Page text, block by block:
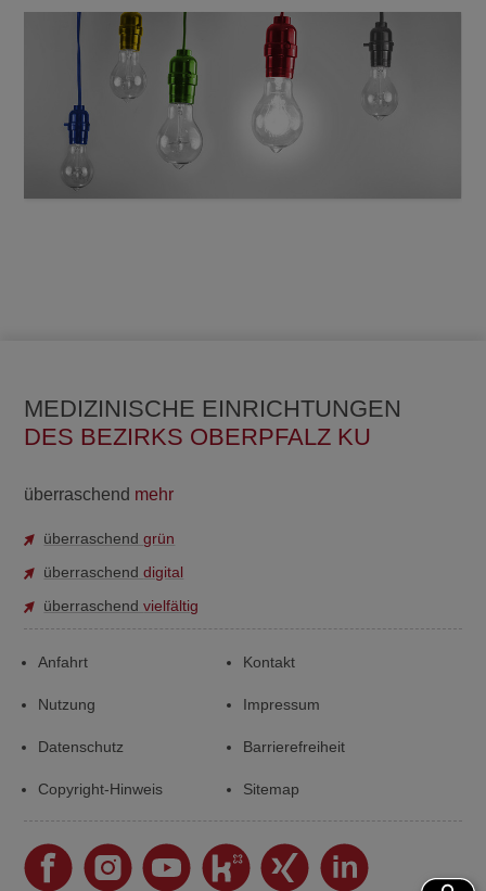
MEDIZINISCHE EINRICHTUNGEN
DES BEZIRKS OBERPFALZ KU
überraschend mehr
überraschendgrün
überraschenddigital
überraschendvielfältig
Anfahrt Kontakt
Nutzung Impressum
Datenschutz Barrierefreiheit
Copyright-Hinweis Sitemap